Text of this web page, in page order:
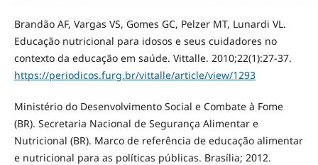
Brandão AF, Vargas VS, Gomes GC, Pelzer MT, Lunardi VL.
Educação nutricional para idosos e seus cuidadores no
contexto da educação em saúde. Vittalle. 2010;22(1):27-37.
https://periodicos.furg.br/vittalle/article/view/1293
Ministério do Desenvolvimento Social e Combate à Fome
(BR). Secretaria Nacional de Segurança Alimentar e
Nutricional (BR). Marco de referência de educação alimentar
e nutricional para as políticas públicas. Brasília; 2012.